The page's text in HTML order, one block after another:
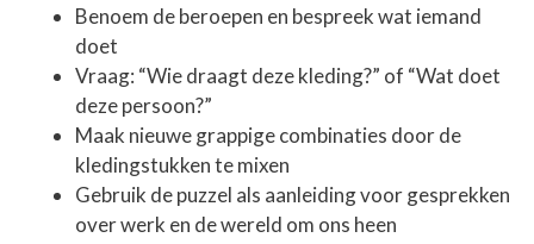
Benoem de beroepen en bespreek wat iemand
doet
Vraag: “Wie draagt deze kleding?” of “Wat doet
deze persoon?”
Maak nieuwe grappige combinaties door de
kledingstukken te mixen
Gebruik de puzzel als aanleiding voor gesprekken
over werk en de wereld om ons heen